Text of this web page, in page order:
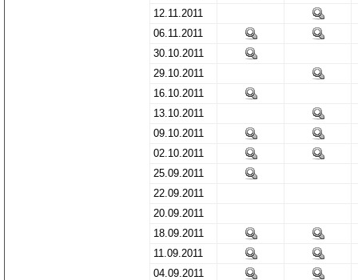
12.11.2011
06.11.2011
30.10.2011
29.10.2011
16.10.2011
13.10.2011
09.10.2011
02.10.2011
25.09.2011
22.09.2011
20.09.2011
18.09.2011
11.09.2011
04.09.2011